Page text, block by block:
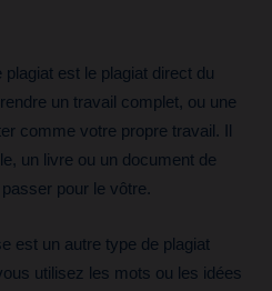
est le plagiat direct du
un travail complet, ou une
comme votre propre travail. Il
un livre ou un document de
pour le vôtre.
est un autre type de plagiat
utilisez les mots ou les idées